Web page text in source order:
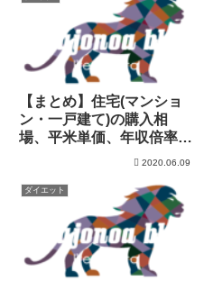
【まとめ】住宅(マンショ
ン・一戸建て)の購入相
場、平米単価、年収倍率、
2020.06.09
ダイエット